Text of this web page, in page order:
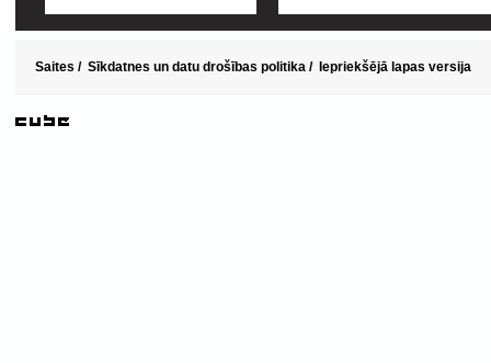
Saites / Sīkdatnes un datu drošības politika / Iepriekšējā lapas versija